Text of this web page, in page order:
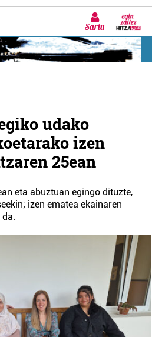
Sartu
udako
izen
25ean
eta abuztuan egingo dituzte,
izen ematea ekainaren